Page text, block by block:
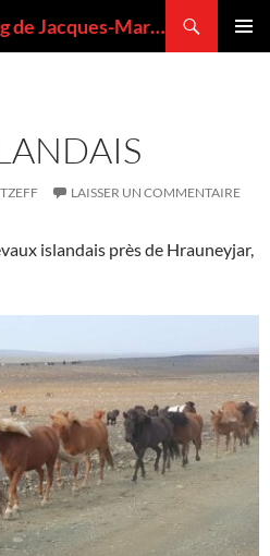
VOLCANMANIA : le blog de Jacques-Marie BARDINTZEFF, volcanologue
LAISSER UN COMMENTAIRE
islandais près de Hrauneyjar,